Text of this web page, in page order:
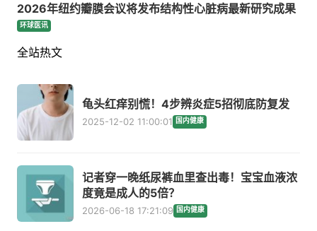
2026年纽约瓣膜会议将发布结构性心脏病最新研究成果
环球医讯
全站热文
龟头红痒别慌！4步辨炎症5招彻底防复发
2025-12-02 11:00:01 国内健康
记者穿一晚纸尿裤血里查出毒！宝宝血液浓
度竟是成人的5倍？
2026-06-18 17:21:09 国内健康